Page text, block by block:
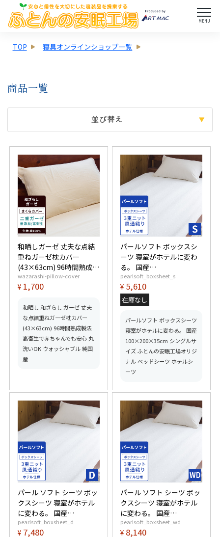
MENU
TOP 寝具オンラインショップ一覧
商品一覧
並び替え
和晒しガーゼ 丈夫な点結
重ねガーゼ枕カバー
(43×63cm) 96時間熟成製
法 高衛生で赤ちゃんでも
安心 丸洗いOK ウォッシャ
wazarashi-pillow-cover
¥ 1,700
和晒し 和ざらし ガーゼ 丈夫
な点結重ねガーゼ枕カバー
(43×63cm) 96時間熟成製法
高衛生で赤ちゃんでも安心 丸
洗いOK ウォッシャブル 純国
産
パールソフト ボックスシ
ーツ 寝室がホテルに変わ
る。 国産
100×200×35cm シング
ルサイズ ふとんの安眠工
場オリジナル ベッドシー
ツ ホテルシーツ
pearlsoft_boxsheet_s
¥ 5,610
在庫なし
パールソフト ボックスシーツ
寝室がホテルに変わる。 国産
100×200×35cm シングルサ
イズ ふとんの安眠工場オリジ
ナル ベッドシーツ ホテルシ
ーツ
パール ソフト シーツ ボッ
クスシーツ 寝室がホテル
に変わる。 国産
140×200×35cm ダブル
サイズ ふとんの安眠工場
pearlsoft_boxsheet_d
¥ 7,480
パール ソフト シーツ ボッ
クスシーツ 寝室がホテル
に変わる。 国産
155×200×35cm ワイド
ダブルサイズ ふとんの安
pearlsoft_boxsheet_wd
¥ 8,140